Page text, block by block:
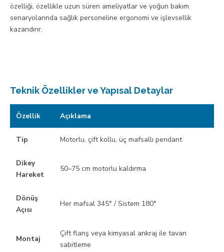
özelliği, özellikle uzun süren ameliyatlar ve yoğun bakım
senaryolarında sağlık personeline ergonomi ve işlevsellik
kazandırır.
Teknik Özellikler ve Yapısal Detaylar
Özellik Açıklama
Tip Motorlu, çift kollu, üç mafsallı pendant
Dikey
Hareket
50–75 cm motorlu kaldırma
Dönüş
Açısı
Her mafsal 345° / Sistem 180°
Montaj
Çift flanş veya kimyasal ankraj ile tavan
sabitleme